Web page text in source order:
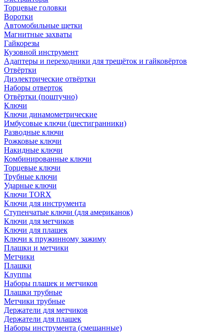
Торцевые головки
Воротки
Автомобильные щетки
Магнитные захваты
Гайкорезы
Кузовной инструмент
Адаптеры и переходники для трещёток и гайковёртов
Отвёртки
Диэлектрические отвёртки
Наборы отверток
Отвёртки (поштучно)
Ключи
Ключи динамометрические
Имбусовые ключи (шестигранники)
Разводные ключи
Рожковые ключи
Накидные ключи
Комбинированные ключи
Торцевые ключи
Трубные ключи
Ударные ключи
Ключи TORX
Ключи для инструмента
Ступенчатые ключи (для американок)
Ключи для метчиков
Ключи для плашек
Ключи к пружинному зажиму
Плашки и метчики
Метчики
Плашки
Клуппы
Наборы плашек и метчиков
Плашки трубные
Метчики трубные
Держатели для метчиков
Держатели для плашек
Наборы инструмента (смешанные)